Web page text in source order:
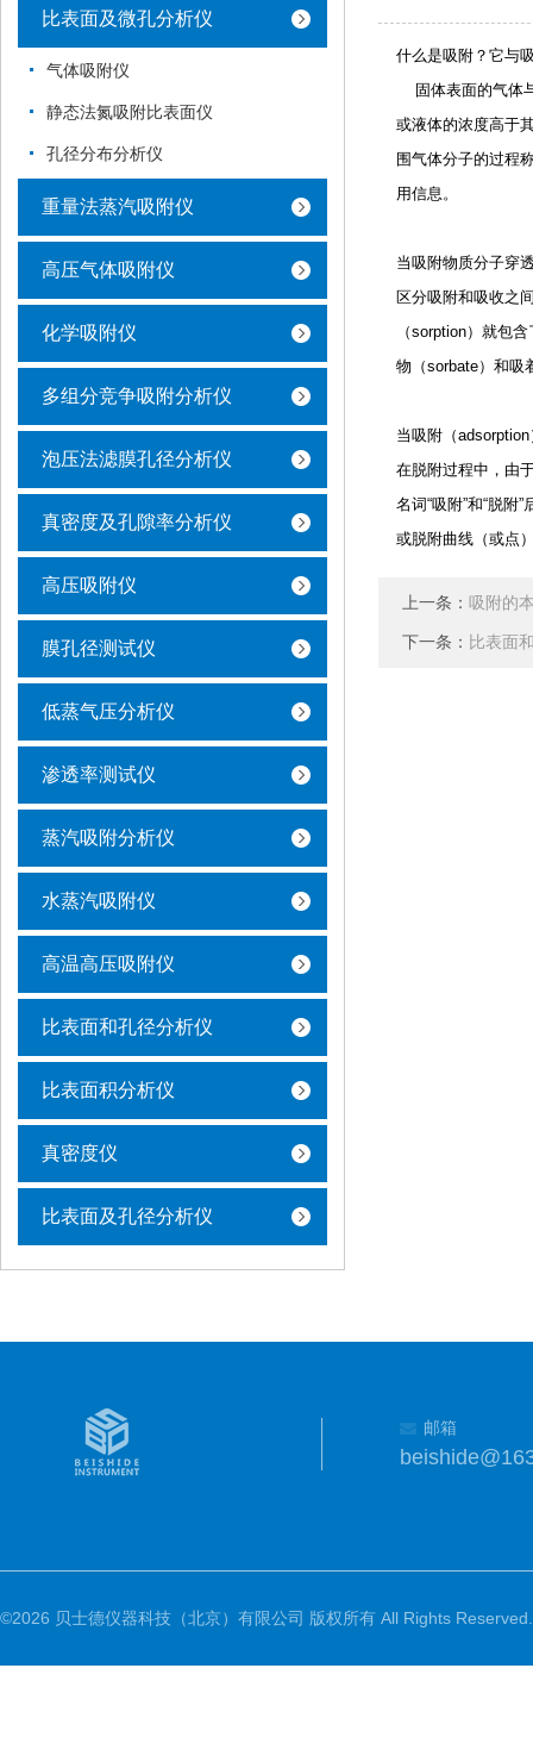
比表面及微孔分析仪
气体吸附仪
静态法氮吸附比表面仪
孔径分布分析仪
重量法蒸汽吸附仪
高压气体吸附仪
化学吸附仪
多组分竞争吸附分析仪
泡压法滤膜孔径分析仪
真密度及孔隙率分析仪
高压吸附仪
膜孔径测试仪
低蒸气压分析仪
渗透率测试仪
蒸汽吸附分析仪
水蒸汽吸附仪
高温高压吸附仪
比表面和孔径分析仪
比表面积分析仪
真密度仪
比表面及孔径分析仪
什么是吸附？它与
    固体表面的
或液体的浓度高于
围气体分子的过程
用信息。
当吸附物质分子穿
区分吸附和吸收之
（sorption） 就包含
物（sorbate） 和吸
当吸附（
在脱附过程中，由
名词“吸附”和“脱附
或脱附曲线 （或点
上一条： 吸附的
下一条： 比表面
邮箱
©2026 贝士德仪器科技（北京）有限公司 版权所有 All Rights Reserved.